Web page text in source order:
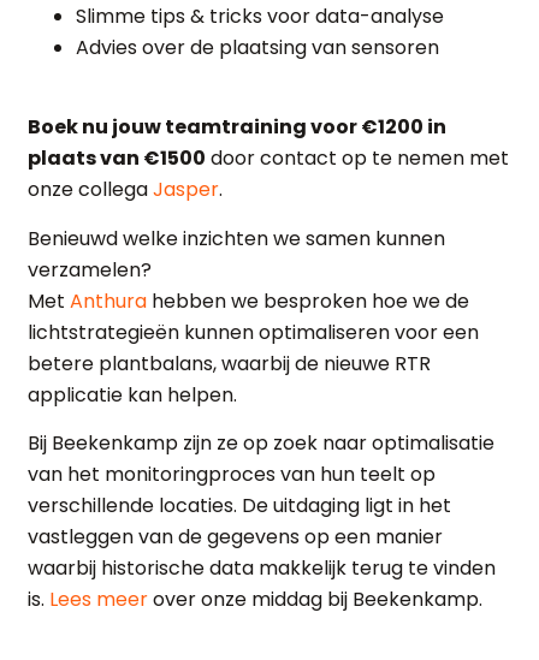
Slimme tips & tricks voor data-analyse
Advies over de plaatsing van sensoren
Boek nu jouw teamtraining voor €1200 in
plaats van €1500 door contact op te nemen met
onze collegaJasper.
Benieuwd welke inzichten we samen kunnen
verzamelen?
Met Anthura hebben we besproken hoe we de
lichtstrategieën kunnen optimaliseren voor een
betere plantbalans, waarbij de nieuwe RTR
applicatie kan helpen.
Bij Beekenkamp zijn ze op zoek naar optimalisatie
van het monitoringproces van hun teelt op
verschillende locaties. De uitdaging ligt in het
vastleggen van de gegevens op een manier
waarbij historische data makkelijk terug te vinden
is. Lees meerover onze middag bij Beekenkamp.